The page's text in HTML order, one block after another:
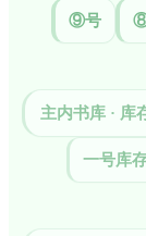
⑨号
主内书库 · 库
一号库